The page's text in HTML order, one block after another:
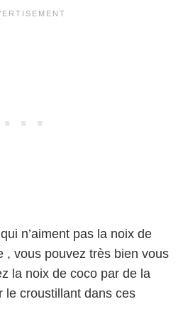
n’aiment pas la noix de
, vous pouvez très bien vous
la noix de coco par de la
le croustillant dans ces